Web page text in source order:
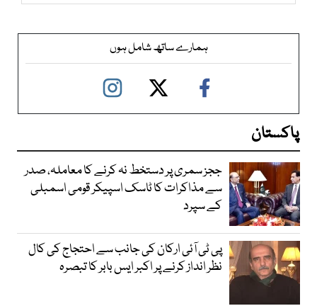
ہمارے ساتھ شامل ہوں
پاکستان
ججز سمری پر دستخط نہ کرنے کا معاملہ، صدر
سے مذاکرات کا ٹاسک اسپیکر قومی اسمبلی
کے سپرد
پی ٹی آئی ارکان کی جانب سے احتجاج کی کال
نظر انداز کرنے پر اکبر ایس بابر کا تبصرہ